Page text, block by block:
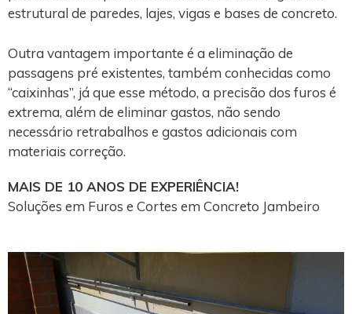
estrutural de paredes, lajes, vigas e bases de concreto.
Outra vantagem importante é a eliminação de
passagens pré existentes, também conhecidas como
“caixinhas”, já que esse método, a precisão dos furos é
extrema, além de eliminar gastos, não sendo
necessário retrabalhos e gastos adicionais com
materiais correção.
MAIS DE 10 ANOS DE EXPERIÊNCIA!
Soluções em Furos e Cortes em Concreto Jambeiro